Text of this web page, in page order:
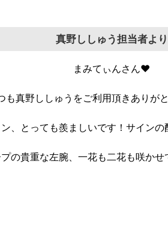
真野ししゅう担当者より
まみてぃんさん♥
も真野ししゅうをご利用頂きありが
、とっても羨ましいです！サインの
の貴重な左腕、一花も二花も咲かせ